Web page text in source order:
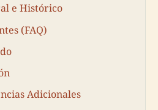
e Histórico
(FAQ)
Adicionales